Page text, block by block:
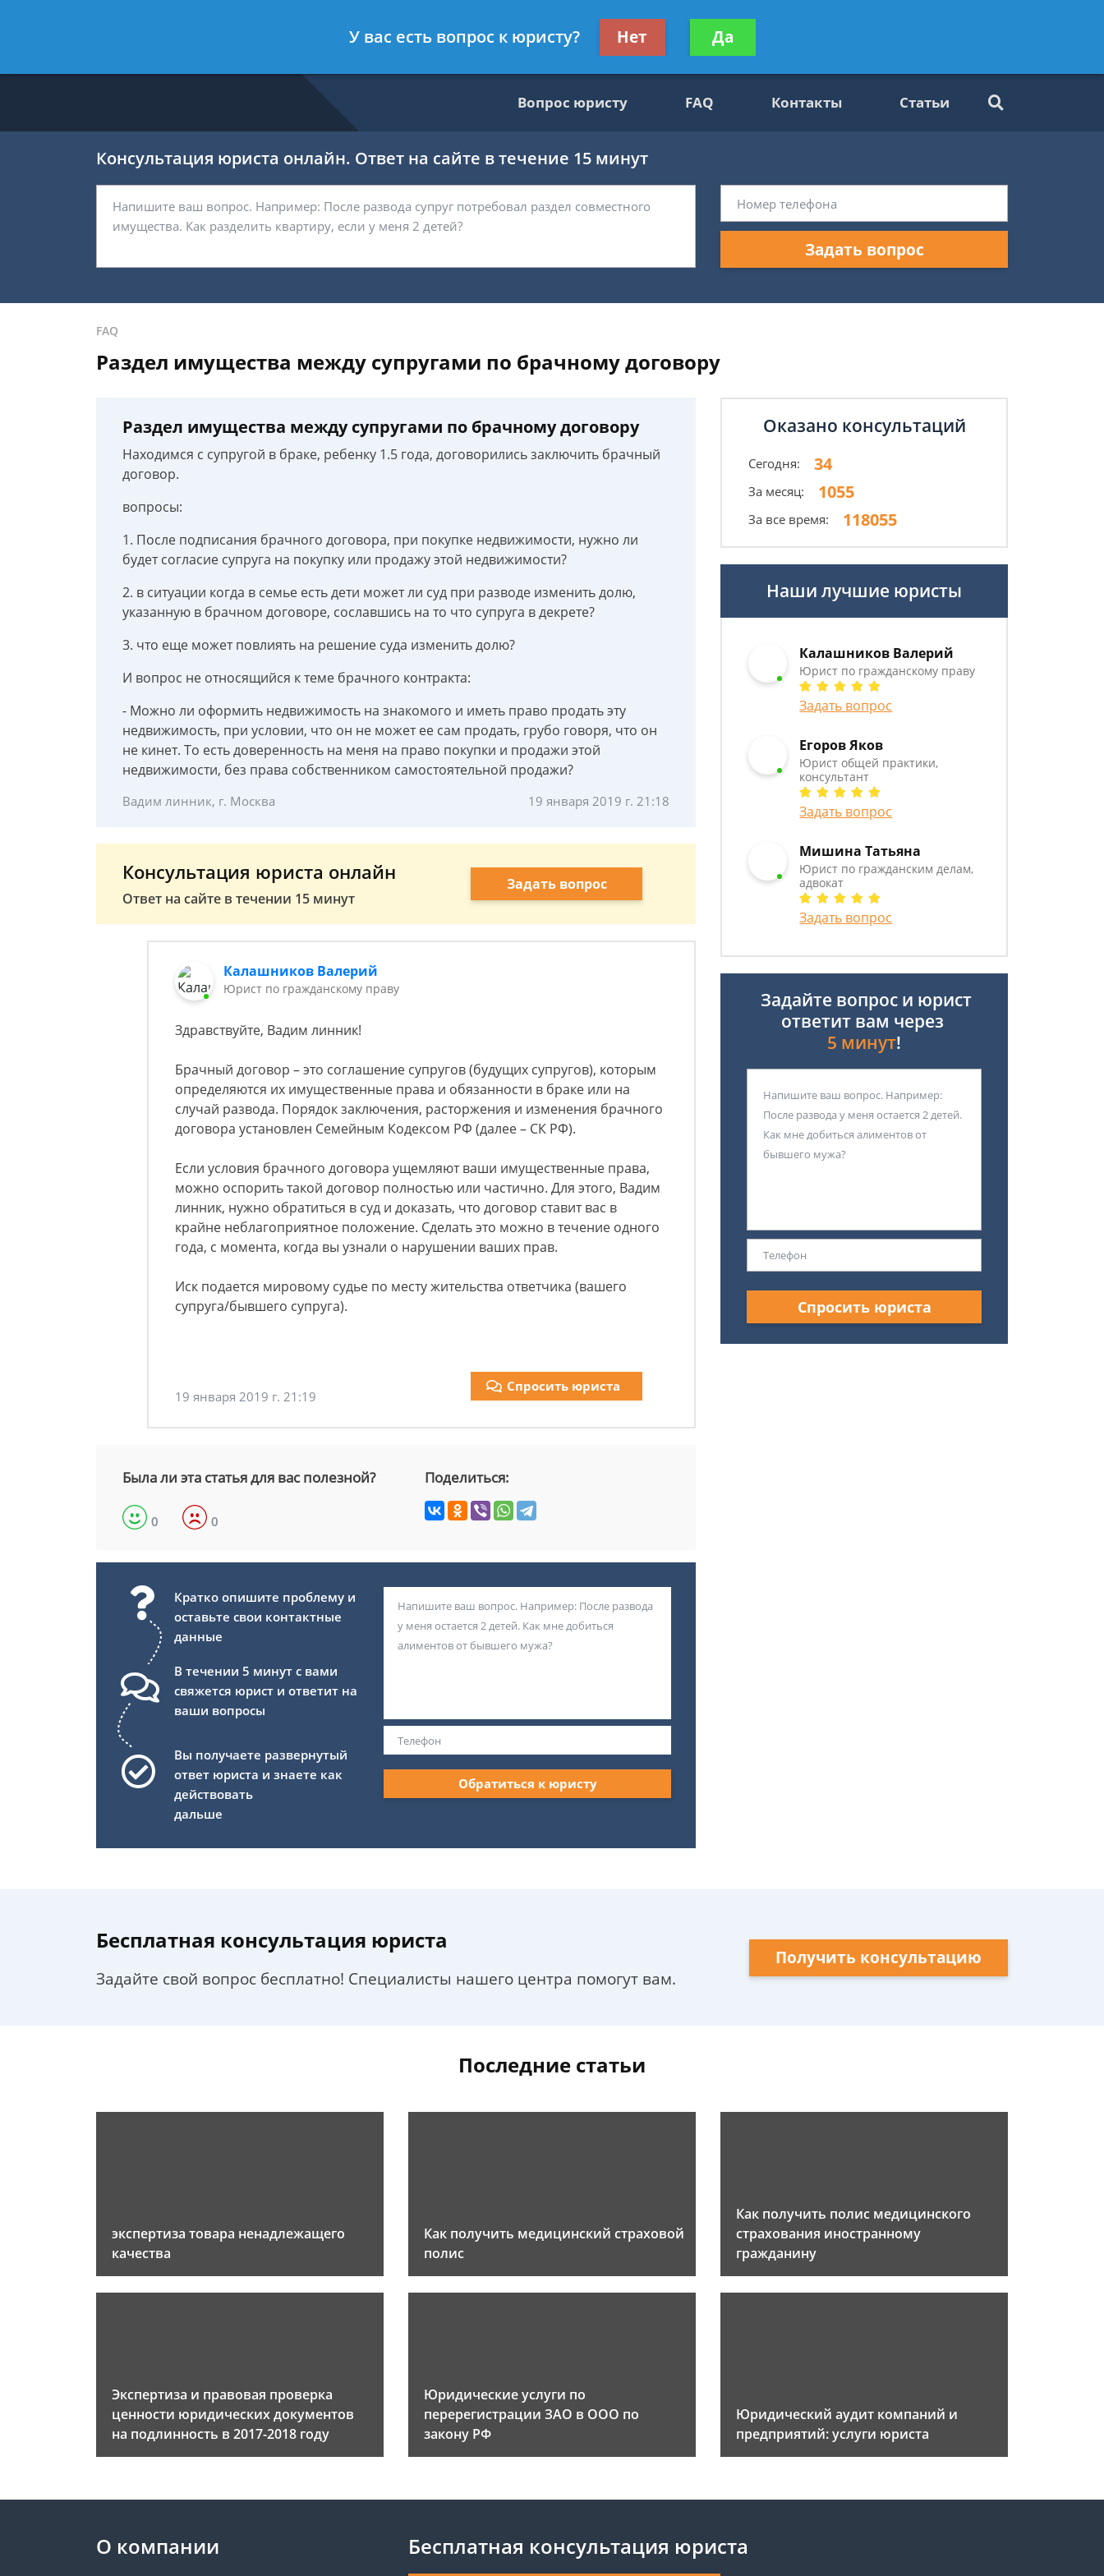
- Юрист по гражданскому праву
Получите консультацию
бесплатно
Вопрос юристу FAQ Контакты Статьи
Консультация юриста онлайн. Ответ на сайте в течение 15 минут
Задать вопрос
FAQ
Раздел имущества между супругами по брачному договору
Раздел имущества между супругами по брачному договору
Находимся с супругой в браке, ребенку 1.5 года, договорились заключить брачный
договор.
вопросы:
1. После подписания брачного договора, при покупке недвижимости, нужно ли
будет согласие супруга на покупку или продажу этой недвижимости?
2. в ситуации когда в семье есть дети может ли суд при разводе изменить долю,
указанную в брачном договоре, сославшись на то что супруга в декрете?
3. что еще может повлиять на решение суда изменить долю?
И вопрос не относящийся к теме брачного контракта:
- Можно ли оформить недвижимость на знакомого и иметь право продать эту
недвижимость, при условии, что он не может ее сам продать, грубо говоря, что он
не кинет. То есть доверенность на меня на право покупки и продажи этой
недвижимости, без права собственником самостоятельной продажи?
Вадим линник, г. Москва 19 января 2019 г. 21:18
Консультация юриста онлайн
Ответ на сайте в течении 15 минут
Задать вопрос
Калашников Валерий
Юрист по гражданскому праву
Здравствуйте, Вадим линник!
Брачный договор – это соглашение супругов (будущих супругов), которым
определяются их имущественные права и обязанности в браке или на
случай развода. Порядок заключения, расторжения и изменения брачного
договора установлен Семейным Кодексом РФ (далее – СК РФ).
Если условия брачного договора ущемляют ваши имущественные права,
можно оспорить такой договор полностью или частично. Для этого, Вадим
линник, нужно обратиться в суд и доказать, что договор ставит вас в
крайне неблагоприятное положение. Сделать это можно в течение одного
года, с момента, когда вы узнали о нарушении ваших прав.
Иск подается мировому судье по месту жительства ответчика (вашего
супруга/бывшего супруга).
19 января 2019 г. 21:19
Спросить юриста
Была ли эта статья для вас полезной?
0 0
Поделиться:
Кратко опишите проблему и
оставьте свои контактные
данные
В течении 5 минут с вами
свяжется юрист и ответит на
ваши вопросы
Вы получаете развернутый
ответ юриста и знаете как
действовать
дальше
Обратиться к юристу
Оказано консультаций
Сегодня: 34
За месяц: 1055
За все время: 118055
Наши лучшие юристы
Калашников Валерий
Юрист по гражданскому праву
Задать вопрос
Егоров Яков
Юрист общей практики,
консультант
Задать вопрос
Мишина Татьяна
Юрист по гражданским делам,
адвокат
Задать вопрос
Задайте вопрос и юрист
ответит вам через
5 минут!
Спросить юриста
Бесплатная консультация юриста
Задайте свой вопрос бесплатно! Специалисты нашего центра помогут вам.
Получить консультацию
Последние статьи
экспертиза товара ненадлежащего
качества
Как получить медицинский страховой
полис
Как получить полис медицинского
страхования иностранному
гражданину
Экспертиза и правовая проверка
ценности юридических документов
на подлинность в 2017-2018 году
Юридические услуги по
перерегистрации ЗАО в ООО по
закону РФ
Юридический аудит компаний и
предприятий: услуги юриста
О компании Бесплатная консультация юриста
У вас есть вопрос к юристу? Нет Да